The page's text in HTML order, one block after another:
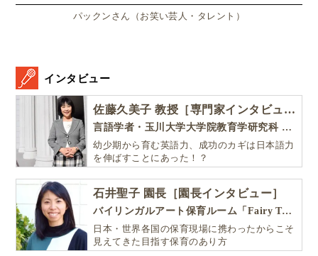
▲五感で世界を学ぶ！マレーシア親子留学 に強い
しかも、
英語が通じた！
という成功体験が積み上がり、子どもが前向きになり
ます。
午後の体験は、子どもの興味に合わせて広げられるの
パックンさん（お笑い芸人・タレント）
インタビュー
佐藤久美子 教授［専門家インタビュー］
言語学者・玉川大学大学院教育学研究科 教授・NHK「えいごであそぼ」総合指導
幼少期から育む英語力、成功のカギは日本語力
を伸ばすことにあった！？
石井聖子 園長［園長インタビュー］
バイリンガルアート保育ルーム「Fairy Tale（フェアリーテイル）」
日本・世界各国の保育現場に携わったからこそ
見えてきた目指す保育のあり方